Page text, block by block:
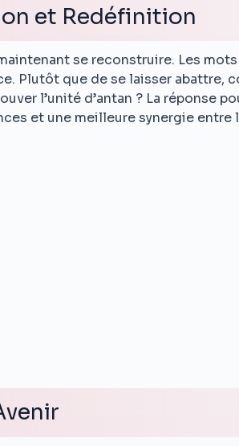
et Redéfinition
se reconstruire. Les
Plutôt que de se laisser
l’unité d’antan ? La réponse
et une meilleure synergie entre